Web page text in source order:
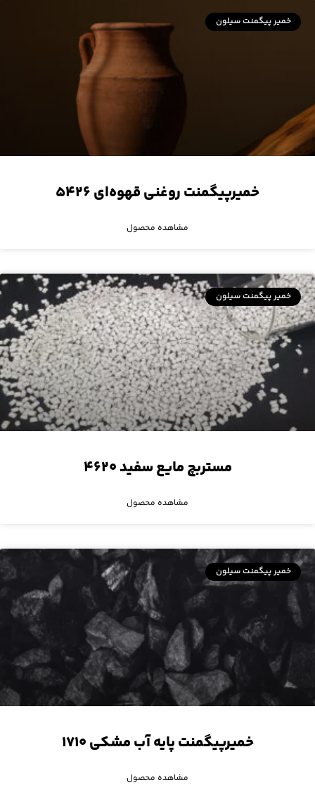
خمیر پیگمنت سیلون
خمیرپیگمنت روغنی قهوه‌ای ۵۴۲۶
مشاهده محصول
خمیر پیگمنت سیلون
مستربچ مایع سفید ۴۶۲۰
مشاهده محصول
خمیر پیگمنت سیلون
خمیرپیگمنت پایه آب مشکی ۱۷۱۰
مشاهده محصول